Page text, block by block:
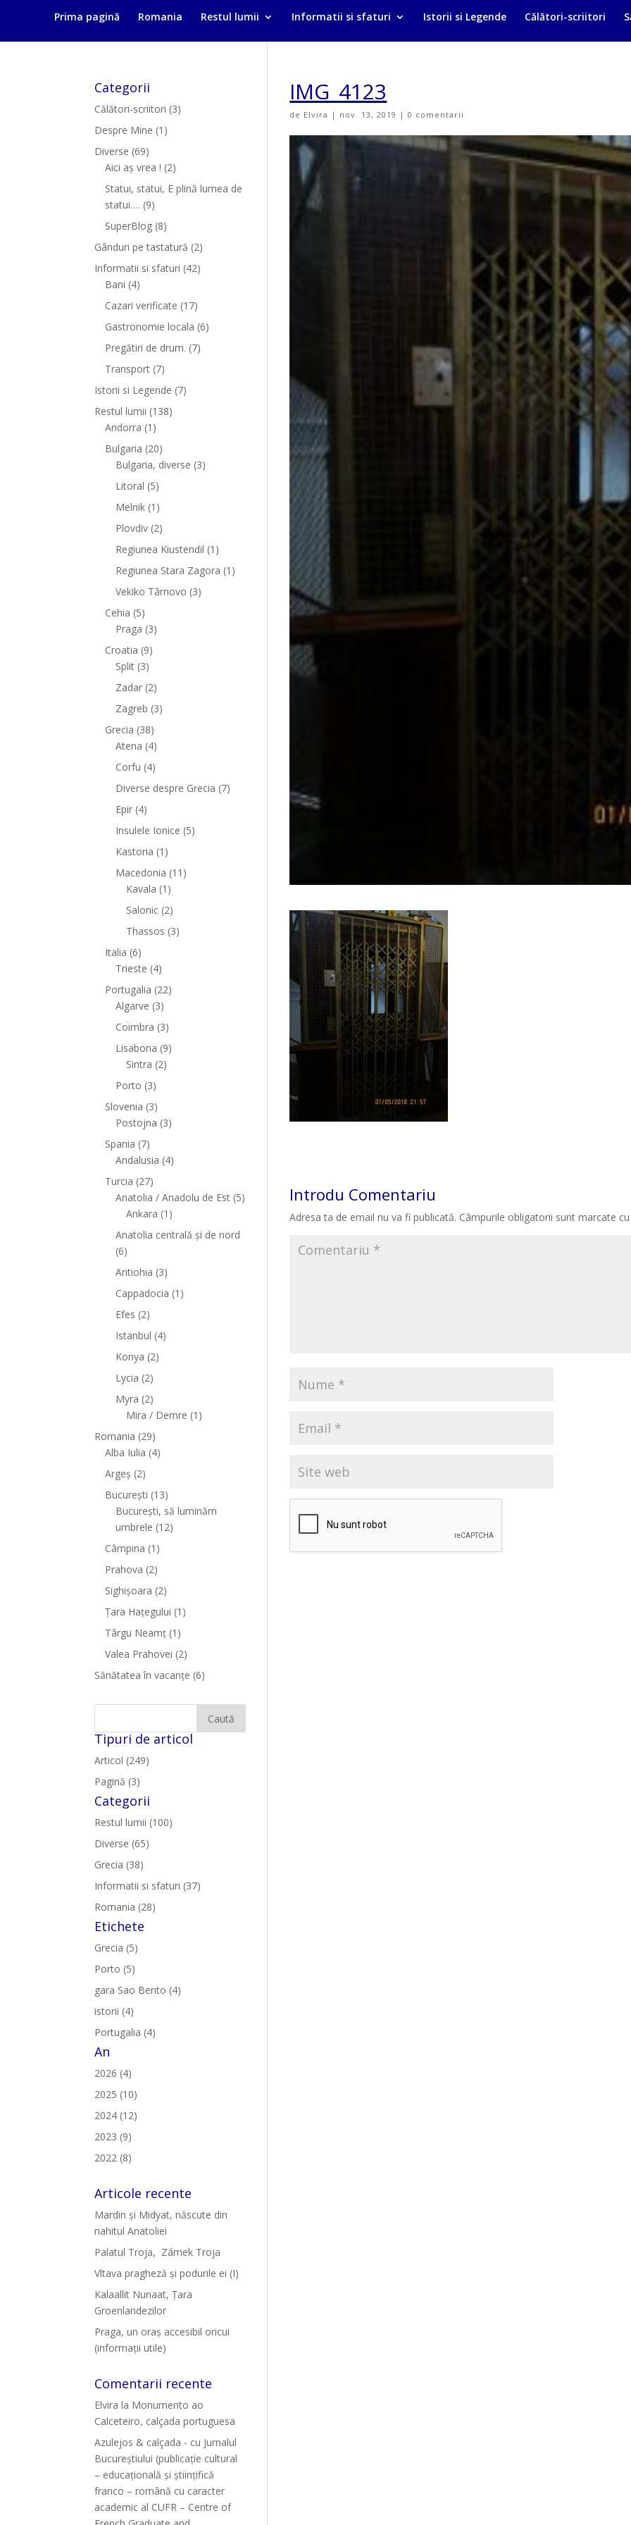
Prima pagină Romania Restul lumii Informatii si sfaturi Istorii si Legende Călători-scriitori
IMG_4123
de Elvira | nov. 13, 2019 |0 comentarii
Introdu Comentariu
Adresa ta de email nu va fi publicată. Câmpurile obligatorii sunt marcate
Categorii
Călători-scriitori (3)
Despre Mine (1)
Diverse (69)
Aici aș vrea ! (2)
Statui, statui, E plină lumea de
statui…. (9)
SuperBlog (8)
Gânduri pe tastatură (2)
Informatii si sfaturi (42)
Bani (4)
Cazari verificate (17)
Gastronomie locala (6)
Pregătiri de drum. (7)
Transport (7)
Istorii si Legende (7)
Restul lumii (138)
Andorra (1)
Bulgaria (20)
Bulgaria, diverse (3)
Litoral (5)
Melnik (1)
Plovdiv (2)
Regiunea Kiustendil (1)
Regiunea Stara Zagora (1)
Vekiko Târnovo (3)
Cehia (5)
Praga (3)
Croatia (9)
Split (3)
Zadar (2)
Zagreb (3)
Grecia (38)
Atena (4)
Corfu (4)
Diverse despre Grecia (7)
Epir (4)
Insulele Ionice (5)
Kastoria (1)
Macedonia (11)
Kavala (1)
Salonic (2)
Thassos (3)
Italia (6)
Trieste (4)
Portugalia (22)
Algarve (3)
Coimbra (3)
Lisabona (9)
Sintra (2)
Porto (3)
Slovenia (3)
Postojna (3)
Spania (7)
Andalusia (4)
Turcia (27)
Anatolia / Anadolu de Est (5)
Ankara (1)
Anatolia centrală și de nord
(6)
Antiohia (3)
Cappadocia (1)
Efes (2)
Istanbul (4)
Konya (2)
Lycia (2)
Myra (2)
Mira / Demre (1)
Romania (29)
Alba Iulia (4)
Argeș (2)
București (13)
București, să luminăm
umbrele (12)
Câmpina (1)
Prahova (2)
Sighişoara (2)
Țara Hațegului (1)
Târgu Neamţ (1)
Valea Prahovei (2)
Sănătatea în vacanțe (6)
Tipuri de articol
Articol (249)
Pagină (3)
Categorii
Restul lumii (100)
Diverse (65)
Grecia (38)
Informatii si sfaturi (37)
Romania (28)
Etichete
Grecia (5)
Porto (5)
gara Sao Bento (4)
istorii (4)
Portugalia (4)
An
2026 (4)
2025 (10)
2024 (12)
2023 (9)
2022 (8)
Articole recente
Mardin și Midyat, născute din
nahitul Anatoliei
Palatul Troja, Zámek Troja
Vltava pragheză și podurile ei (I)
Kalaallit Nunaat, Țara
Groenlandezilor
Praga, un oraș accesibil oricui
(informații utile)
Comentarii recente
Elvira la Monumento ao
Calceteiro, calçada portuguesa
Azulejos & calçada - cu Jurnalul
Bucureștiului (publicație cultural
– educațională și științifică
franco – română cu caracter
academic al CUFR – Centre of